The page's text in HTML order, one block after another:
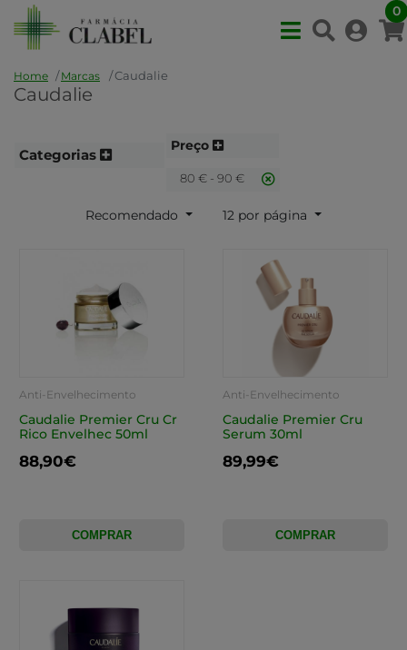
0
Home Marcas Caudalie
Caudalie
Categorias
Preço
80 € - 90 €
Recomendado 12 por página
Anti-Envelhecimento
Caudalie Premier Cru Cr
Rico Envelhec 50ml
88,90€
COMPRAR
Anti-Envelhecimento
Caudalie Premier Cru
Serum 30ml
89,99€
COMPRAR